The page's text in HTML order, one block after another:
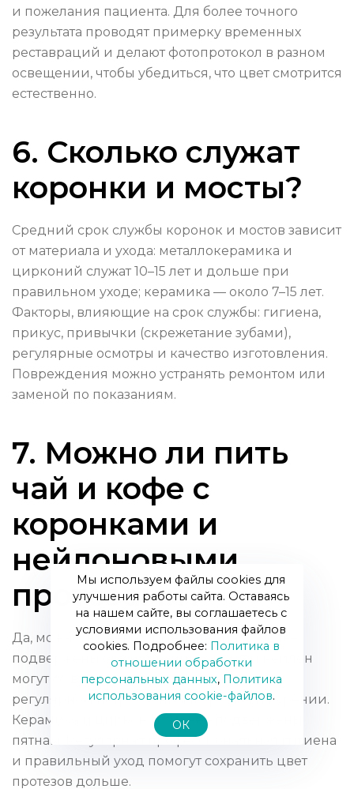
и пожелания пациента. Для более точного
результата проводят примерку временных
реставраций и делают фотопротокол в разном
освещении, чтобы убедиться, что цвет смотрится
естественно.
6. Сколько служат
коронки и мосты?
Средний срок службы коронок и мостов зависит
от материала и ухода: металлокерамика и
цирконий служат 10–15 лет и дольше при
правильном уходе; керамика — около 7–15 лет.
Факторы, влияющие на срок службы: гигиена,
прикус, привычки (скрежетание зубами),
регулярные осмотры и качество изготовления.
Повреждения можно устранять ремонтом или
заменой по показаниям.
7. Можно ли пить
чай и кофе с
коронками и
нейлоновыми
протезами?
Да, можно, но некоторые материалы более
подвержены окрашиванию: акрил и нейлон
могут со временем менять оттенок при
регулярном потреблении кофе, чая и курении.
Керамика и цирконий менее подвержены
пятнам. Регулярная профессиональная гигиена
и правильный уход помогут сохранить цвет
протезов дольше.
Мы используем файлы cookies для
улучшения работы сайта. Оставаясь
на нашем сайте, вы соглашаетесь с
условиями использования файлов
cookies. Подробнее: Политика в
отношении обработки
персональных данных, Политика
использования сookie-файлов.
ОК